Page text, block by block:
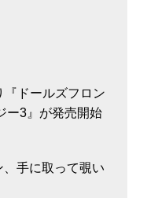
『ドールズフロン
ー3』が発売開始
手に取って覗い